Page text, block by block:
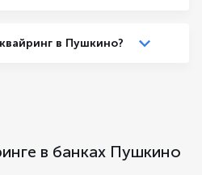
в Пушкино?
в банках Пушкино